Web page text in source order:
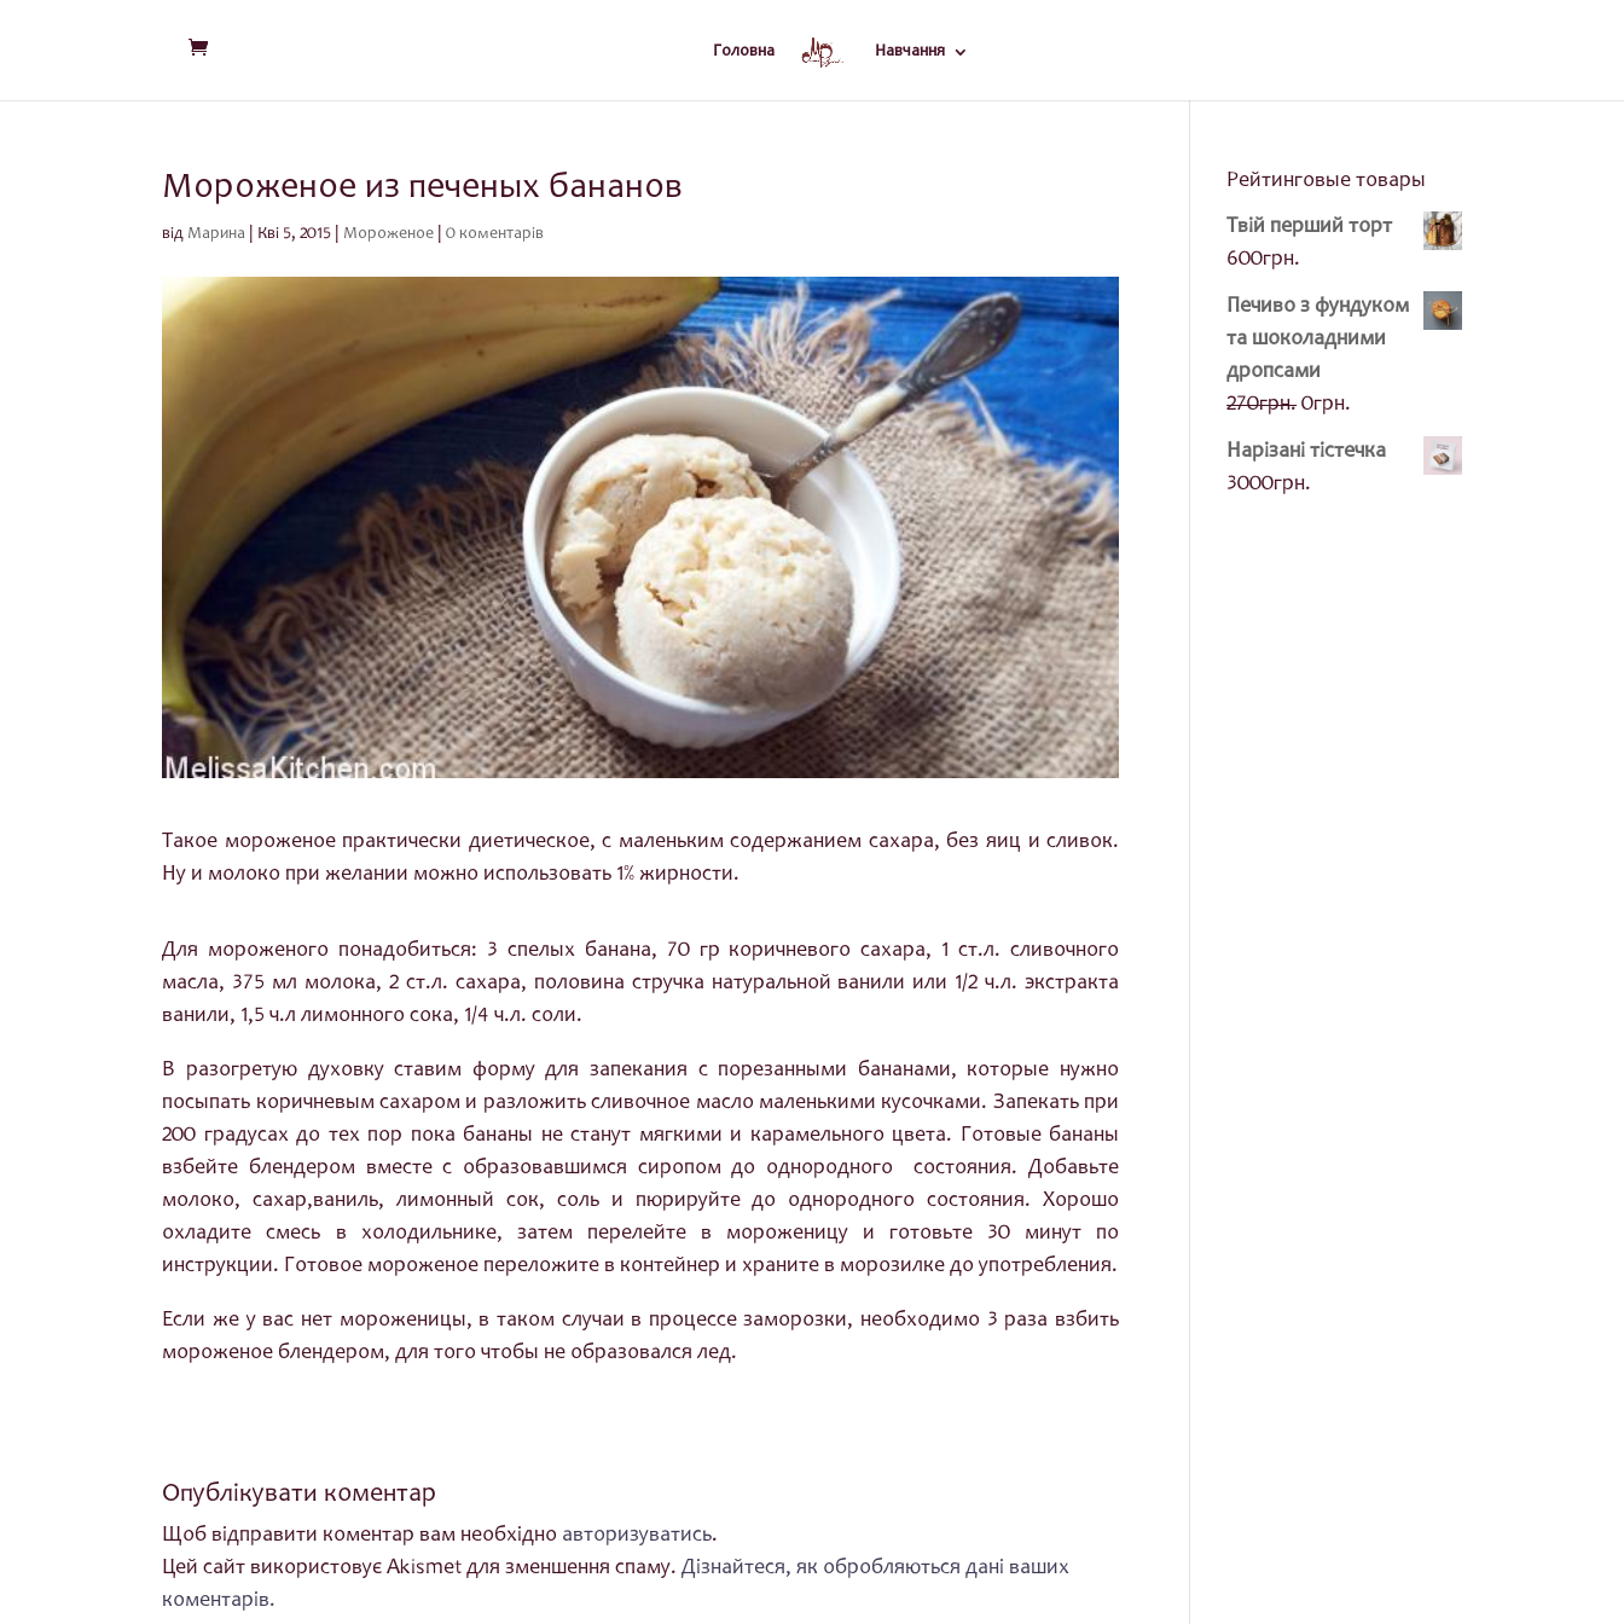
Головна Навчання
Мороженое из печеных бананов
від Марина Кві 5, 2015 Мороженое |0 коментарів
Такое мороженое практически диетическое, с маленьким содержанием сахара, без яиц и сливок.
Ну и молоко при желании можно использовать 1% жирности.
Для мороженого понадобиться: 3 спелых банана, 70 гр коричневого сахара, 1 ст.л. сливочного
масла, 375 мл молока, 2 ст.л. сахара, половина стручка натуральной ванили или 1/2 ч.л. экстракта
ванили, 1,5 ч.л лимонного сока, 1/4 ч.л. соли.
В разогретую духовку ставим форму для запекания с порезанными бананами, которые нужно
посыпать коричневым сахаром и разложить сливочное масло маленькими кусочками. Запекать при
200 градусах до тех пор пока бананы не станут мягкими и карамельного цвета. Готовые бананы
взбейте блендером вместе с образовавшимся сиропом до однородного состояния. Добавьте
молоко, сахар,ваниль, лимонный сок, соль и пюрируйте до однородного состояния. Хорошо
охладите смесь в холодильнике, затем перелейте в мороженицу и готовьте 30 минут по
инструкции. Готовое мороженое переложите в контейнер и храните в морозилке до употребления.
Если же у вас нет мороженицы, в таком случаи в процессе заморозки, необходимо 3 раза взбить
мороженое блендером, для того чтобы не образовался лед.
Опублікувати коментар
Щоб відправити коментар вам необхідно авторизуватись.
Цей сайт використовує Akismet для зменшення спаму.Дізнайтеся, як обробляються дані ваших
коментарів.
Рейтинговые товары
Твій перший торт
600грн.
Печиво з фундуком
та шоколадними
дропсами
270грн. Оригінальна
ціна:
0грн.
Нарізані тістечка
3000грн.